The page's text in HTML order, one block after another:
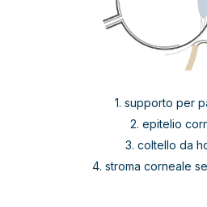
1. supporto per
2. epitelio
3. coltello da
4. stroma corneale